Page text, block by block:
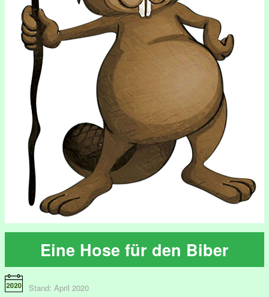
Eine Hose für den Biber
Stand: April 2020